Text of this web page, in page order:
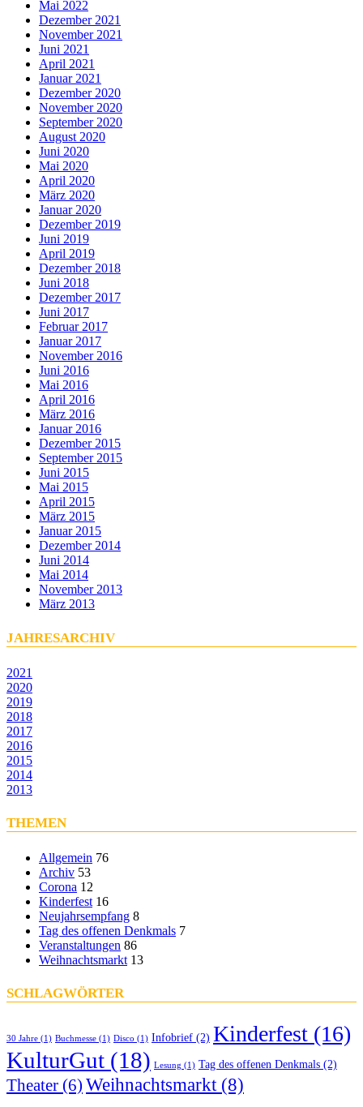
Mai 2022
Dezember 2021
November 2021
Juni 2021
April 2021
Januar 2021
Dezember 2020
November 2020
September 2020
August 2020
Juni 2020
Mai 2020
April 2020
März 2020
Januar 2020
Dezember 2019
Juni 2019
April 2019
Dezember 2018
Juni 2018
Dezember 2017
Juni 2017
Februar 2017
Januar 2017
November 2016
Juni 2016
Mai 2016
April 2016
März 2016
Januar 2016
Dezember 2015
September 2015
Juni 2015
Mai 2015
April 2015
März 2015
Januar 2015
Dezember 2014
Juni 2014
Mai 2014
November 2013
März 2013
JAHRESARCHIV
2021
2020
2019
2018
2017
2016
2015
2014
2013
THEMEN
Allgemein 76
Archiv 53
Corona 12
Kinderfest 16
Neujahrsempfang 8
Tag des offenen Denkmals 7
Veranstaltungen 86
Weihnachtsmarkt 13
SCHLAGWÖRTER
30 Jahre (1) Buchmesse (1) Disco (1) Infobrief (2) Kinderfest (16)
KulturGut (18) Lesung (1) Tag des offenen Denkmals (2)
Theater (6) Weihnachtsmarkt (8)